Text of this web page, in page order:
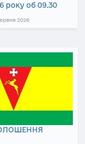
року об 09.30
2026